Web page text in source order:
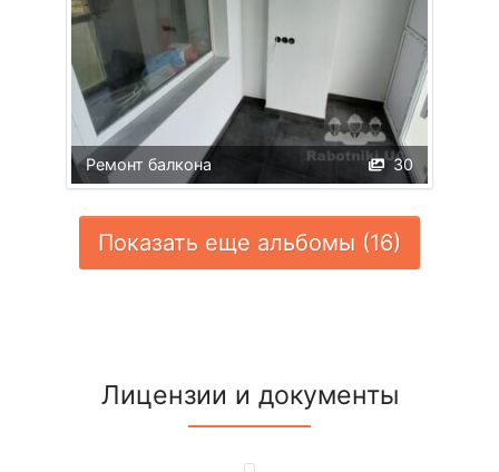
30
Ремонт балкона
Показать еще альбомы (16)
Лицензии и документы